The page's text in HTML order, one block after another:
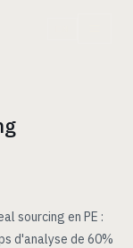
sourcing en PE :
d'analyse de 60%